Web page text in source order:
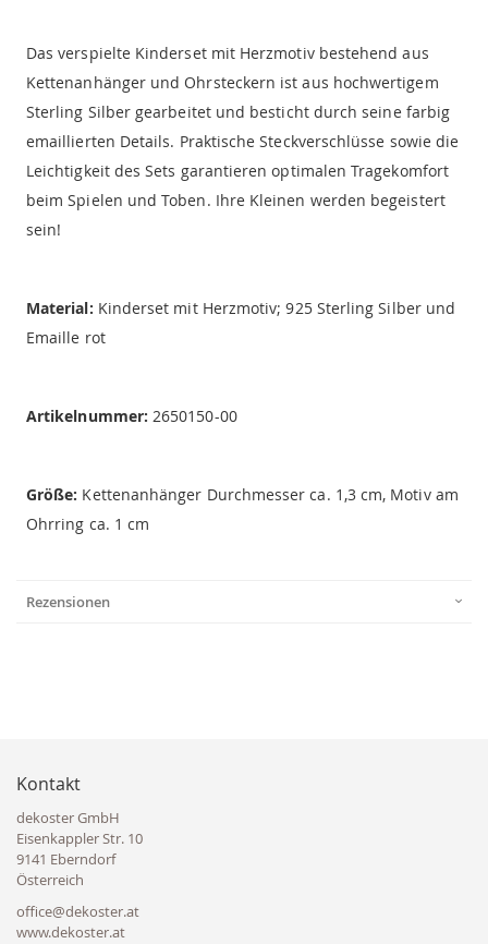
Das verspielte Kinderset mit Herzmotiv bestehend aus
Kettenanhänger und Ohrsteckern ist aus hochwertigem
Sterling Silber gearbeitet und besticht durch seine farbig
emaillierten Details. Praktische Steckverschlüsse sowie die
Leichtigkeit des Sets garantieren optimalen Tragekomfort
beim Spielen und Toben. Ihre Kleinen werden begeistert
sein!
Material: Kinderset mit Herzmotiv; 925 Sterling Silber und
Emaille rot
Artikelnummer: 2650150-00
Größe: Kettenanhänger Durchmesser ca. 1,3 cm, Motiv am
Ohrring ca. 1 cm
Rezensionen
Kontakt
dekoster GmbH
Eisenkappler Str. 10
9141 Eberndorf
Österreich
office@dekoster.at
www.dekoster.at